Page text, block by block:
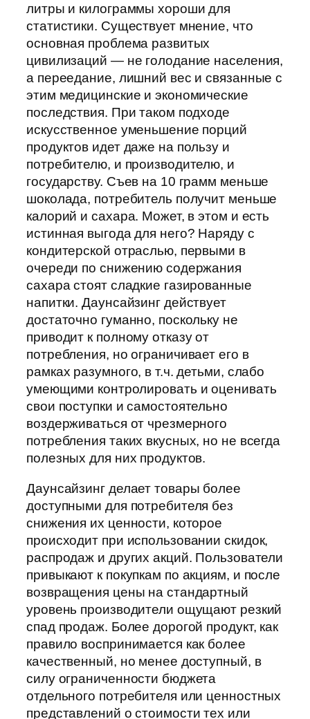
литры и килограммы хороши для
статистики. Существует мнение, что
основная проблема развитых
цивилизаций — не голодание населения,
а переедание, лишний вес и связанные с
этим медицинские и экономические
последствия. При таком подходе
искусственное уменьшение порций
продуктов идет даже на пользу и
потребителю, и производителю, и
государству. Съев на 10 грамм меньше
шоколада, потребитель получит меньше
калорий и сахара. Может, в этом и есть
истинная выгода для него? Наряду с
кондитерской отраслью, первыми в
очереди по снижению содержания
сахара стоят сладкие газированные
напитки. Даунсайзинг действует
достаточно гуманно, поскольку не
приводит к полному отказу от
потребления, но ограничивает его в
рамках разумного, в т.ч. детьми, слабо
умеющими контролировать и оценивать
свои поступки и самостоятельно
воздерживаться от чрезмерного
потребления таких вкусных, но не всегда
полезных для них продуктов.
Даунсайзинг делает товары более
доступными для потребителя без
снижения их ценности, которое
происходит при использовании скидок,
распродаж и других акций. Пользователи
привыкают к покупкам по акциям, и после
возвращения цены на стандартный
уровень производители ощущают резкий
спад продаж. Более дорогой продукт, как
правило воспринимается как более
качественный, но менее доступный, в
силу ограниченности бюджета
отдельного потребителя или ценностных
представлений о стоимости тех или